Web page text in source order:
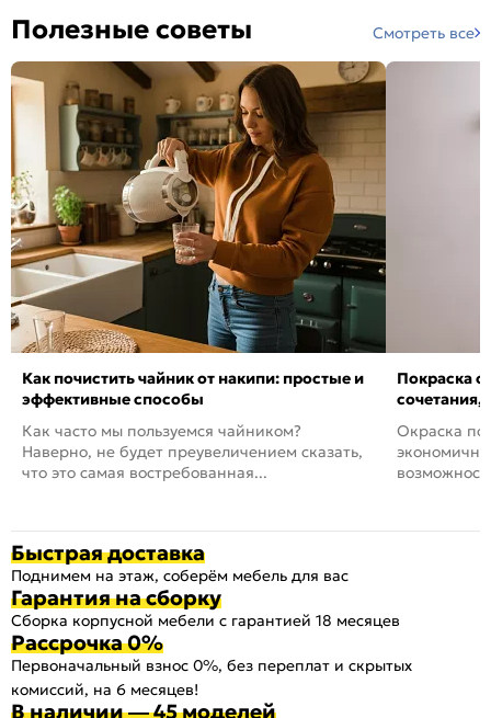
Полезные советы Смотреть все
Как почистить чайник от накипи: простые и
эффективные способы
Как часто мы пользуемся чайником?
Наверно, не будет преувеличением сказать,
что это самая востребованная...
Покраска
сочетания,
Окраска
Быстрая доставка
Поднимем на этаж, соберём мебель для вас
Гарантия на сборку
Сборка корпусной мебели с гарантией 18 месяцев
Рассрочка 0%
Первоначальный взнос 0%, без переплат и скрытых
комиссий, на 6 месяцев!
В наличии — 45 моделей